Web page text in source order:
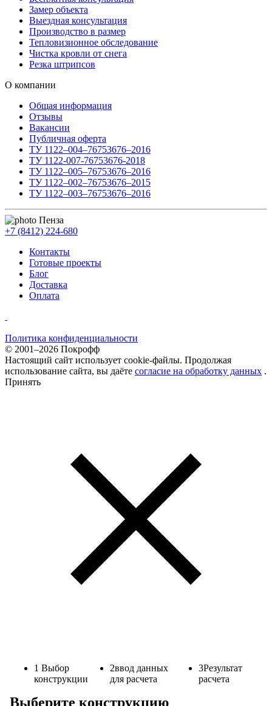
Замер объекта
Выездная консультация
Производство в размер
Тепловизионное обследование
Чистка кровли от снега
Резка штрипсов
О компании
Общая информация
Отзывы
Вакансии
Публичная оферта
ТУ 1122–004–76753676–2016
ТУ 1122-007-76753676-2018
ТУ 1122–005–76753676–2016
ТУ 1122–002–76753676–2015
ТУ 1122–003–76753676–2016
Пенза
+7 (8412) 224-680
Контакты
Готовые проекты
Блог
Доставка
Оплата
Политика конфиденциальности
© 2001–2026 Покрофф
Настоящий сайт использует cookie-файлы. Продолжая
использование сайта, вы даёте согласие на обработку данных .
Принять